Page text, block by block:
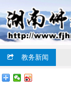
教务新闻